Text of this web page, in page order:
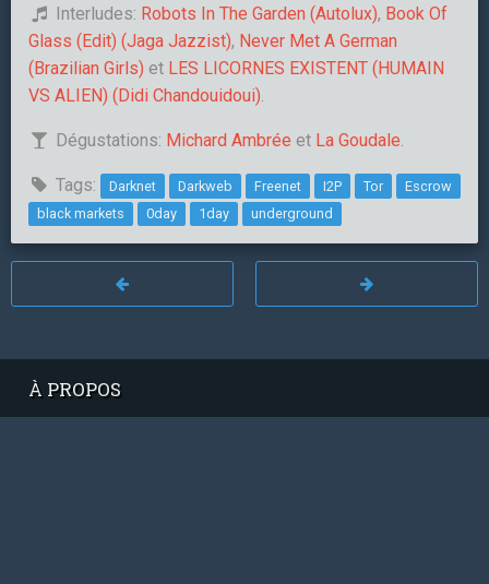
Interludes: Robots In The Garden (Autolux), Book Of
Glass (Edit) (Jaga Jazzist), Never Met A German
(Brazilian Girls) et LES LICORNES EXISTENT (HUMAIN
VS ALIEN) (Didi Chandouidoui)
Dégustations: Michard Ambrée et La Goudale
Tags: Darknet Darkweb Freenet I2P Tor
Escrow
black markets
0day 1day underground
À PROPOS
Le Comptoir Sécu est un podcast à destination des